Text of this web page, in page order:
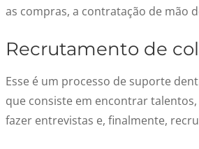
as compras, a contratação de mão
Recrutamento de
Esse é um processo de suporte
que consiste em encontrar
fazer entrevistas e, finalmente,